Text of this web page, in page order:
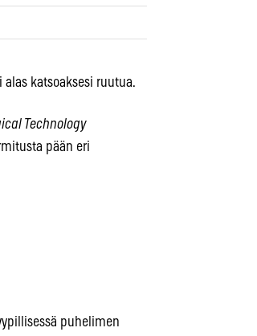
katsoaksesi ruutua.
Technology
pään eri
puhelimen